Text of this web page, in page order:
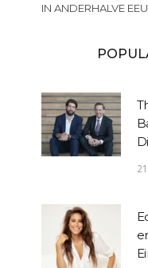
IN ANDERHALVE